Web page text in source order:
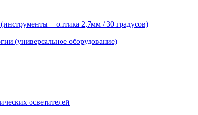
+ оптика 2,7мм / 30 градусов)
(универсальное оборудование)
осветителей